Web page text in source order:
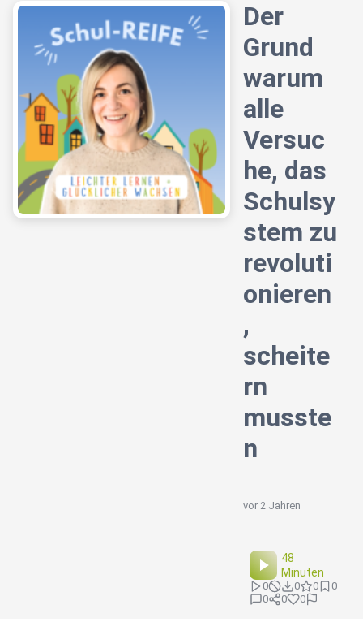
Der
Grund
warum
alle
Versuc
he, das
Schulsy
stem zu
revoluti
onieren
,
scheite
rn
musste
n
vor 2 Jahren
48
Minuten
0 0 0
0
0
0 0